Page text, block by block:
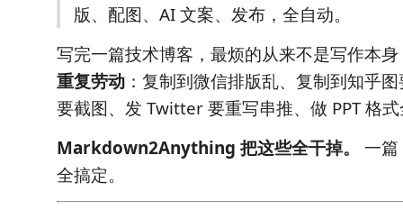
版、配图、AI 文案、发布，全自动。
写完一篇技术博客，最烦的从来不是写作本
重复劳动 ：复制到微信排版乱、复制到知乎
要截图、发 Twitter 要重写串推、做 PPT 格
Markdown2Anything 把这些全干掉。
一篇
全搞定。